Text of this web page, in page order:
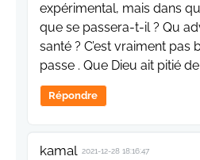
expérimental, mais dans
que se passera-t-il ? Qu
santé ? C’est vraiment pas
passe . Que Dieu ait pitié
Répondre
kamal 2021-12-28 18:16:47